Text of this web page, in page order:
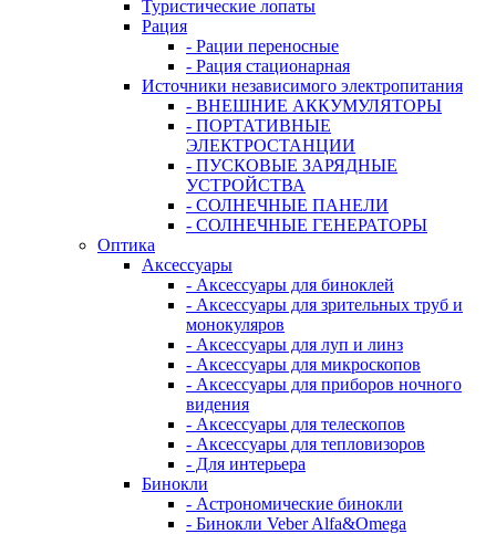
Туристические лопаты
Рация
- Рации переносные
- Рация стационарная
Источники независимого электропитания
- ВНЕШНИЕ АККУМУЛЯТОРЫ
- ПОРТАТИВНЫЕ
ЭЛЕКТРОСТАНЦИИ
- ПУСКОВЫЕ ЗАРЯДНЫЕ
УСТРОЙСТВА
- СОЛНЕЧНЫЕ ПАНЕЛИ
- СОЛНЕЧНЫЕ ГЕНЕРАТОРЫ
Оптика
Аксессуары
- Аксессуары для биноклей
- Аксессуары для зрительных труб и
монокуляров
- Аксессуары для луп и линз
- Аксессуары для микроскопов
- Аксессуары для приборов ночного
видения
- Аксессуары для телескопов
- Аксессуары для тепловизоров
- Для интерьера
Бинокли
- Астрономические бинокли
- Бинокли Veber Alfa&Omega